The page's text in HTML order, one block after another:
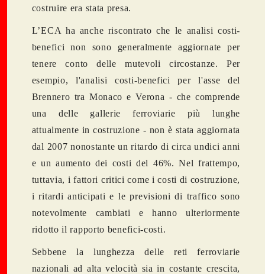
costruire era stata presa.
L’ECA ha anche riscontrato che le analisi costi-
benefici non sono generalmente aggiornate per
tenere conto delle mutevoli circostanze. Per
esempio, l'analisi costi-benefici per l'asse del
Brennero tra Monaco e Verona - che comprende
una delle gallerie ferroviarie più lunghe
attualmente in costruzione - non è stata aggiornata
dal 2007 nonostante un ritardo di circa undici anni
e un aumento dei costi del 46%. Nel frattempo,
tuttavia, i fattori critici come i costi di costruzione,
i ritardi anticipati e le previsioni di traffico sono
notevolmente cambiati e hanno ulteriormente
ridotto il rapporto benefici-costi.
Sebbene la lunghezza delle reti ferroviarie
nazionali ad alta velocità sia in costante crescita,